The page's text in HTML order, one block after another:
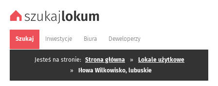
Szukaj Inwestycje Biura Deweloperzy
Jesteś na stronie: Strona główna »
Lokale użytkowe
»
Iłowa Wilkowisko, lubuskie